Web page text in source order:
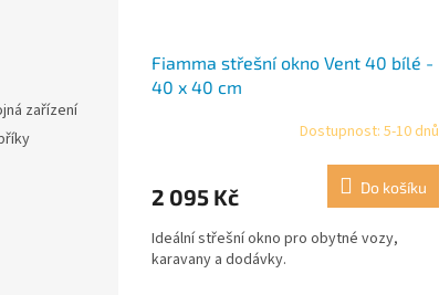
zařízení
Fiamma střešní okno Vent 40 bílé -
40 x 40 cm
Dostupnost: 5-10 dnů
2 095 Kč Do košíku
Ideální střešní okno pro obytné vozy,
karavany a dodávky.